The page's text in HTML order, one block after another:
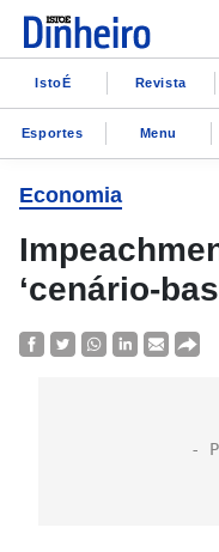
IstoÉ Revista
Esportes Menu
Economia
‘cenário-